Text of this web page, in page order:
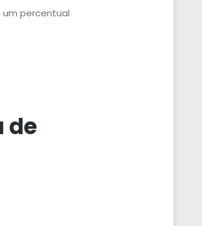
um percentual
de